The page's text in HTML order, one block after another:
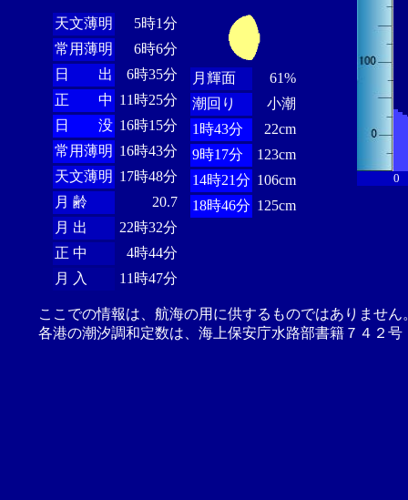
天文薄明
5時1分
常用薄明
6時6分
日 出
6時35分
正 中 11時25分
日 没 16時15分
常用薄明 16時43分
天文薄明 17時48分
月 齢
20.7
月 出
22時32分
正 中
4時44分
月 入
11時47分
月輝面
61%
潮回り
小潮
1時43分
22cm
9時17分
123cm
14時21分 106cm
18時46分 125cm
0
ここでの情報は、航海の用に供するものではありませ
各港の潮汐調和定数は、海上保安庁水路部書籍７４２